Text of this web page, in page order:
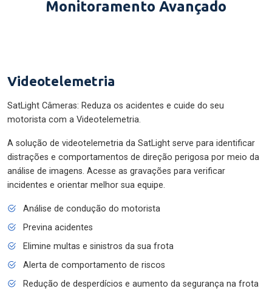
Monitoramento Avançado
Videotelemetria
SatLight Câmeras: Reduza os acidentes e cuide do seu
motorista com a Videotelemetria.
A solução de videotelemetria da SatLight serve para identificar
distrações e comportamentos de direção perigosa por meio da
análise de imagens. Acesse as gravações para verificar
incidentes e orientar melhor sua equipe.
Análise de condução do motorista
Previna acidentes
Elimine multas e sinistros da sua frota
Alerta de comportamento de riscos
Redução de desperdícios e aumento da segurança na frota